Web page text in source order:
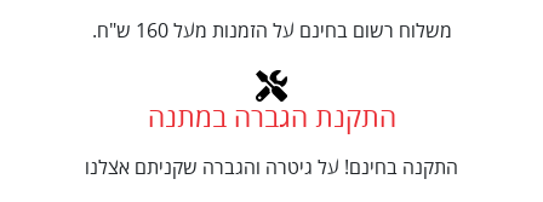
משלוח רשום בחינם על הזמנות מעל 160 ש"ח.
התקנת הגברה במתנה
התקנה בחינם! על גיטרה והגברה שקניתם אצלנו